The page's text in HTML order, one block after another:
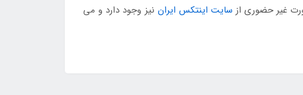
غیر حضوری از سایت اینتکس ایران نیز وجود دارد و می